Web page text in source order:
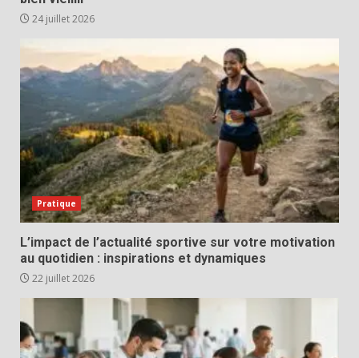
24 juillet 2026
Pratique
L’impact de l’actualité sportive sur votre motivation
au quotidien : inspirations et dynamiques
22 juillet 2026